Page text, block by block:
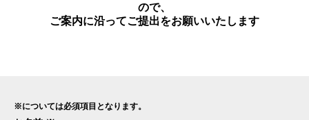
ので、
ご案内に沿ってご提出をお願いいたします
※については必須項目となります。